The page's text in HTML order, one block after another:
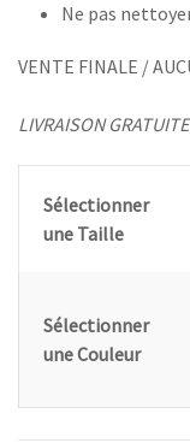
Ne pas
VENTE FINALE /
LIVRAISON
Sélectionner
une Taille
Sélectionner
une Couleur